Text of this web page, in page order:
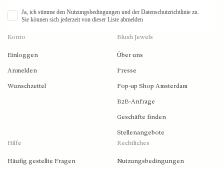
Konto
Einloggen
Anmelden
Wunschzettel
Blush Jewels
Über uns
Presse
Pop-up Shop Amsterdam
B2B-Anfrage
Geschäfte finden
Stellenangebote
Hilfe
Häufig gestellte Fragen
Rechtliches
Nutzungsbedingungen
Ja, ich stimme den Nutzungsbedingungen und der Datenschutzrichtlinie zu.
Sie können sich jederzeit von dieser Liste abmelden